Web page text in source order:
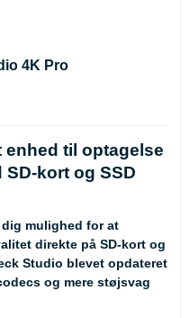
4K Pro
til optagelse
kort og SSD
dig mulighed for at
direkte på SD-kort og
Studio blevet opdateret
og mere støjsvag